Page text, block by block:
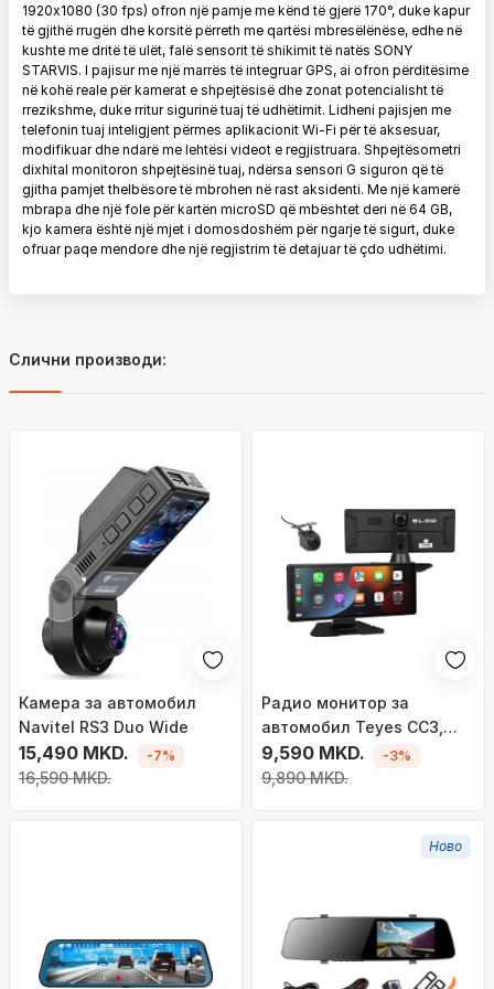
1920x1080 (30 fps) ofron një pamje me kënd të gjerë 170°, duke kapur
të gjithë rrugën dhe korsitë përreth me qartësi mbresëlënëse, edhe në
kushte me dritë të ulët, falë sensorit të shikimit të natës SONY
STARVIS. I pajisur me një marrës të integruar GPS, ai ofron përditësime
në kohë reale për kamerat e shpejtësisë dhe zonat potencialisht të
rrezikshme, duke rritur sigurinë tuaj të udhëtimit. Lidheni pajisjen me
telefonin tuaj inteligjent përmes aplikacionit Wi-Fi për të aksesuar,
modifikuar dhe ndarë me lehtësi videot e regjistruara. Shpejtësometri
dixhital monitoron shpejtësinë tuaj, ndërsa sensori G siguron që të
gjitha pamjet thelbësore të mbrohen në rast aksidenti. Me një kamerë
mbrapa dhe një fole për kartën microSD që mbështet deri në 64 GB,
kjo kamera është një mjet i domosdoshëm për ngarje të sigurt, duke
ofruar paqe mendore dhe një regjistrim të detajuar të çdo udhëtimi.
Слични производи:
Камера за автомобил
Navitel RS3 Duo Wide
15,490 MKD.
16,590 MKD.
-7%
Радио монитор за
автомобил Teyes CC3,
10,26", Android Auto и
CarPlay, со камера за
9,590 MKD.
9,890 MKD.
-3%
Ново